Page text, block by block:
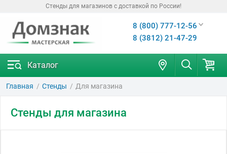
Стенды для магазинов с доставкой по России!
8 (800) 777-12-56
8 (3812) 21-47-29
Каталог
Главная Стенды Для магазина
Стенды для магазина